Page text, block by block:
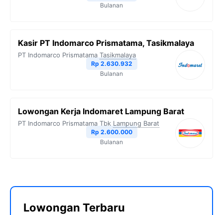
Bulanan
Kasir PT Indomarco Prismatama, Tasikmalaya
PT Indomarco Prismatama Tasikmalaya
Rp 2.630.932
Bulanan
Lowongan Kerja Indomaret Lampung Barat
PT Indomarco Prismatama Tbk Lampung Barat
Rp 2.600.000
Bulanan
Lowongan Terbaru